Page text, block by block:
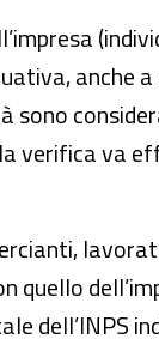
anche
sono
verifica va
quello
dell’INPS